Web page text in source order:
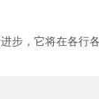
，它将在各行